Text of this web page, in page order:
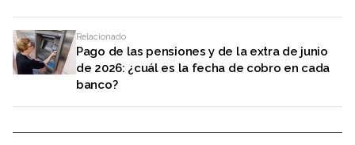
Relacionado
Pago de las pensiones y de la extra de junio
de 2026: ¿cuál es la fecha de cobro en cada
banco?